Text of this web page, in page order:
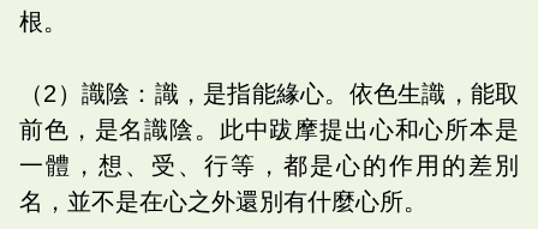
根。
（2）識陰：識，是指能緣心。依色生識，能取
前色，是名識陰。此中跋摩提出心和心所本是
一體，想、受、行等，都是心的作用的差別
名，並不是在心之外還別有什麼心所。